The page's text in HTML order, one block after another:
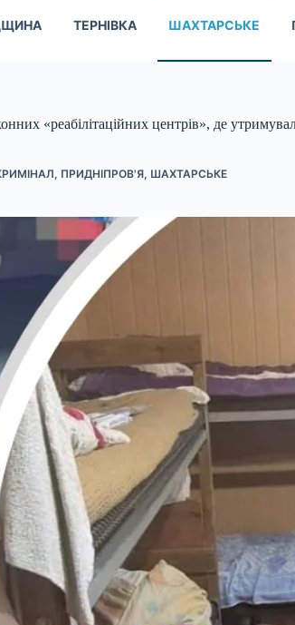
ТЕРНІВКА ШАХТАРСЬКЕ
«реабілітаційних центрів», де
, ПРИДНІПРОВ'Я, ШАХТАРСЬКЕ